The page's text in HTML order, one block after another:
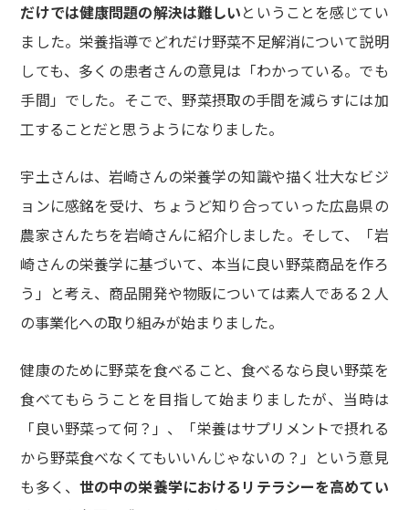
だけでは健康問題の解決は難しいということを感じてい
ました。栄養指導でどれだけ野菜不足解消について説明
しても、多くの患者さんの意見は「わかっている。でも
手間」でした。そこで、野菜摂取の手間を減らすには加
工することだと思うようになりました。
宇土さんは、岩崎さんの栄養学の知識や描く壮大なビジ
ョンに感銘を受け、ちょうど知り合っていった広島県の
農家さんたちを岩崎さんに紹介しました。そして、「岩
崎さんの栄養学に基づいて、本当に良い野菜商品を作ろ
う」と考え、商品開発や物販については素人である２人
の事業化への取り組みが始まりました。
健康のために野菜を食べること、食べるなら良い野菜を
食べてもらうことを目指して始まりましたが、当時は
「良い野菜って何？」、「栄養はサプリメントで摂れる
から野菜食べなくてもいいんじゃないの？」という意見
も多く、 世の中の栄養学におけるリテラシーを高めてい